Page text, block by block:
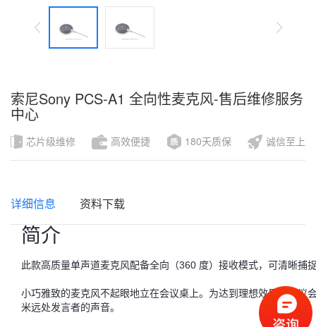
索尼Sony PCS-A1 全向性麦克风-售后维修服务
中心
芯片级维修 高效便捷 180天质保 诚信至上
详细信息 资料下载
简介
此款高质量单声道麦克风配备全向（360 度）接收模式，可清晰捕
小巧雅致的麦克风不起眼地立在会议桌上。为达到理想效果，建
米远处发言者的声音。